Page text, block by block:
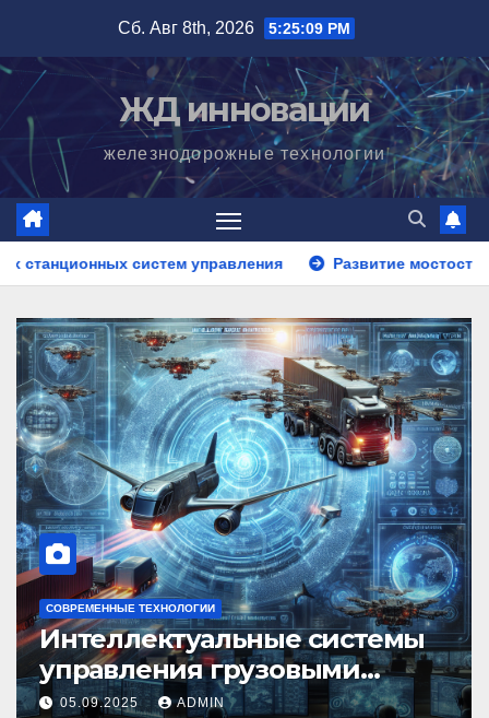
содержимому
Сб. Авг 8th, 2026 5:25:10 PM
ЖД инновации
железнодорожные технологии
управления Развитие мостостроения для
СОВРЕМЕННЫЕ ТЕХНОЛОГИИ
Интеллектуальные системы
управления грузовыми
перевозками
05.09.2025 ADMIN